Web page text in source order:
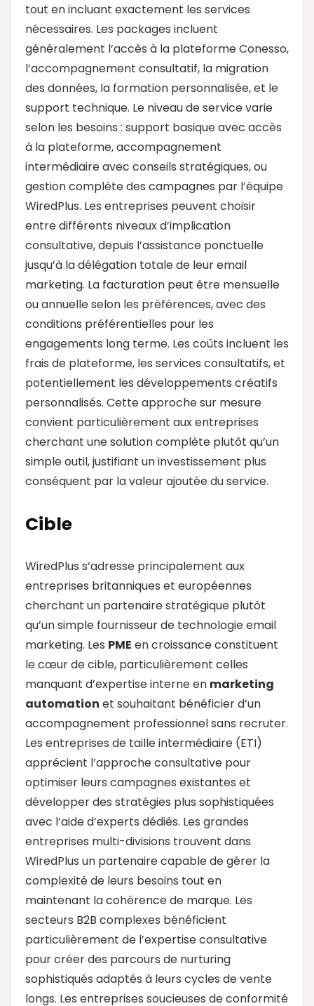
tout en incluant exactement les services
nécessaires. Les packages incluent
généralement l’accès à la plateforme Conesso,
l’accompagnement consultatif, la migration
des données, la formation personnalisée, et le
support technique. Le niveau de service varie
selon les besoins : support basique avec accès
à la plateforme, accompagnement
intermédiaire avec conseils stratégiques, ou
gestion complète des campagnes par l’équipe
WiredPlus. Les entreprises peuvent choisir
entre différents niveaux d’implication
consultative, depuis l’assistance ponctuelle
jusqu’à la délégation totale de leur email
marketing. La facturation peut être mensuelle
ou annuelle selon les préférences, avec des
conditions préférentielles pour les
engagements long terme. Les coûts incluent les
frais de plateforme, les services consultatifs, et
potentiellement les développements créatifs
personnalisés. Cette approche sur mesure
convient particulièrement aux entreprises
cherchant une solution complète plutôt qu’un
simple outil, justifiant un investissement plus
conséquent par la valeur ajoutée du service.
Cible
WiredPlus s’adresse principalement aux
entreprises britanniques et européennes
cherchant un partenaire stratégique plutôt
qu’un simple fournisseur de technologie email
marketing. Les PME en croissance constituent
le cœur de cible, particulièrement celles
manquant d’expertise interne en marketing
automation et souhaitant bénéficier d’un
accompagnement professionnel sans recruter.
Les entreprises de taille intermédiaire (ETI)
apprécient l’approche consultative pour
optimiser leurs campagnes existantes et
développer des stratégies plus sophistiquées
avec l’aide d’experts dédiés. Les grandes
entreprises multi-divisions trouvent dans
WiredPlus un partenaire capable de gérer la
complexité de leurs besoins tout en
maintenant la cohérence de marque. Les
secteurs B2B complexes bénéficient
particulièrement de l’expertise consultative
pour créer des parcours de nurturing
sophistiqués adaptés à leurs cycles de vente
longs. Les entreprises soucieuses de conformité